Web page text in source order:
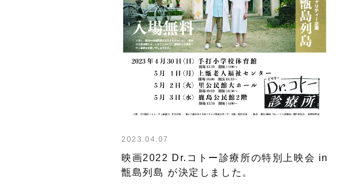
2023.04.07
映画2022 Dr.コトー診療所の特別上映会 in
甑島列島 が決定しました。